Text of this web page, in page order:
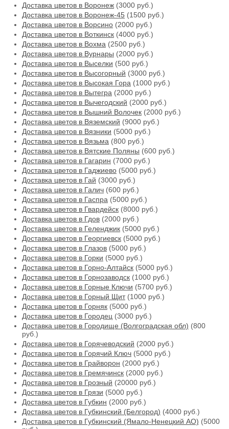
Доставка цветов в Воронеж (3000 руб.)
Доставка цветов в Воронеж-45 (1500 руб.)
Доставка цветов в Ворсино (2000 руб.)
Доставка цветов в Воткинск (4000 руб.)
Доставка цветов в Вохма (2500 руб.)
Доставка цветов в Вурнары (2000 руб.)
Доставка цветов в Выселки (500 руб.)
Доставка цветов в Высогорный (3000 руб.)
Доставка цветов в Высокая Гора (1000 руб.)
Доставка цветов в Вытегра (2000 руб.)
Доставка цветов в Вычегодский (2000 руб.)
Доставка цветов в Вышний Волочек (2000 руб.)
Доставка цветов в Вяземский (9000 руб.)
Доставка цветов в Вязники (5000 руб.)
Доставка цветов в Вязьма (800 руб.)
Доставка цветов в Вятские Поляны (600 руб.)
Доставка цветов в Гагарин (7000 руб.)
Доставка цветов в Гаджиево (5000 руб.)
Доставка цветов в Гай (3000 руб.)
Доставка цветов в Галич (600 руб.)
Доставка цветов в Гаспра (5000 руб.)
Доставка цветов в Гвардейск (8000 руб.)
Доставка цветов в Гдов (2000 руб.)
Доставка цветов в Геленджик (5000 руб.)
Доставка цветов в Георгиевск (5000 руб.)
Доставка цветов в Глазов (5000 руб.)
Доставка цветов в Горки (5000 руб.)
Доставка цветов в Горно-Алтайск (5000 руб.)
Доставка цветов в Горнозаводск (1000 руб.)
Доставка цветов в Горные Ключи (5700 руб.)
Доставка цветов в Горный Щит(1000 руб.)
Доставка цветов в Горняк (5000 руб.)
Доставка цветов в Городец (3000 руб.)
Доставка цветов в Городище (Волгоградская обл) (800
руб.)
Доставка цветов в Горячеводский (2000 руб.)
Доставка цветов в Горячий Ключ (5000 руб.)
Доставка цветов в Грайворон (2000 руб.)
Доставка цветов в Гремячинск (2000 руб.)
Доставка цветов в Грозный (20000 руб.)
Доставка цветов в Грязи (5000 руб.)
Доставка цветов в Губкин (2000 руб.)
Доставка цветов в Губкинский (Белгород) (4000 руб.)
Доставка цветов в Губкинский (Ямало-Ненецкий АО) (5000